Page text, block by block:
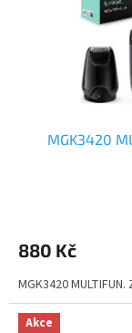
MGK3420
880 Kč
MGK3420 MULTIFUN.
Akce